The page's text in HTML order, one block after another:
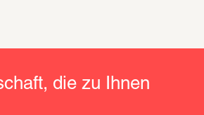
die zu Ihnen